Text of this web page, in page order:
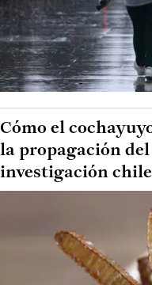
Cómo el
la propagación
investigación